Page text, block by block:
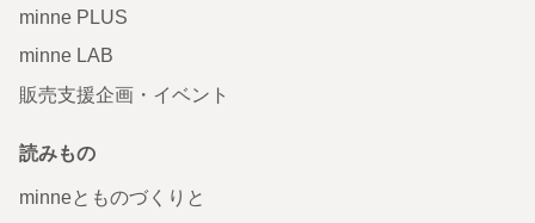
minne PLUS
minne LAB
販売支援企画・イベント
読みもの
minneとものづくりと